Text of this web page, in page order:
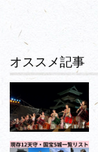
オススメ記事